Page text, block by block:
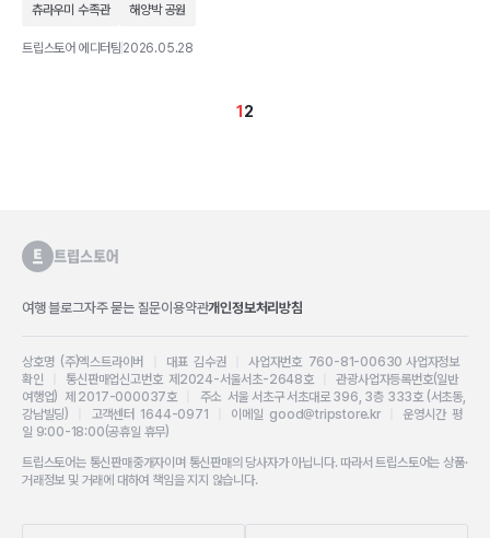
츄라우미 수족관 해양박 공원
트립스토어 에디터팀 2026.05.28
12
여행 블로그자주 묻는 질문이용약관개인정보처리방침
상호명 (주)엑스트라이버 대표 김수권 |사업자번호 760-81-00630 사업자정보
확인
통신판매업신고번호 제2024-서울서초-2648호|관광사업자등록번호(일반
여행업) 제 2017-000037호| 주소 서울 서초구 서초대로 396, 3층 333호 (서초동,
강남빌딩)
고객센터 1644-0971 이메일 good@tripstore.kr| 운영시간 평
일 9:00-18:00(공휴일 휴무)
트립스토어는 통신판매중개자이며 통신판매의 당사자가 아닙니다. 따라서 트립스토어는 상품·
거래정보 및 거래에 대하여 책임을 지지 않습니다.